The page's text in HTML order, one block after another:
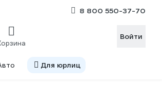
8 800 550-37-70
Войти
Для юрлиц